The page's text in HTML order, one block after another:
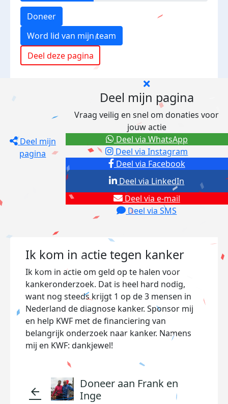
Doneer
Word lid van mijn team
Deel deze pagina
Deel mijn
pagina
Deel mijn pagina
Vraag veilig en snel om donaties voor
jouw actie
Deel via Facebook
Deel via Instagram
Deel via e-mail
Deel via SMS
Deel via LinkedIn
Deel via WhatsApp
Ik kom in actie tegen kanker
Ik kom in actie om geld op te halen voor
kankeronderzoek. Dat is heel hard nodig,
want nog steeds krijgt 1 op de 3 mensen in
Nederland de diagnose kanker. Sponsor mij
en help KWF met de financiering van
belangrijk onderzoek naar kanker. Namens
mij en KWF: dankjewel!
arrow_back
Doneer aan Frank en
Inge